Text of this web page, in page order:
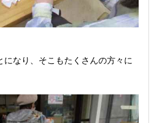
になり、そこもたくさんの方々に